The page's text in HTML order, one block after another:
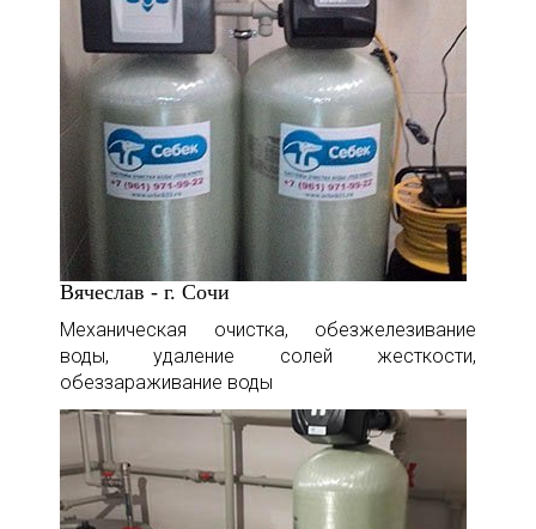
Вячеслав - г. Сочи
Механическая очистка, обезжелезивание
воды, удаление солей жесткости,
обеззараживание воды